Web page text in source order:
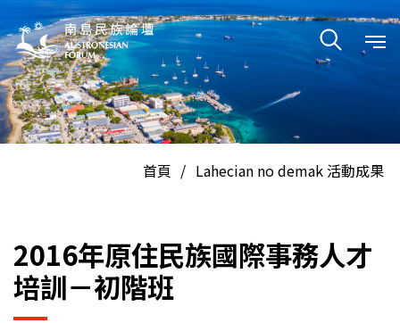
En 中
首頁 / Lahecian no demak 活動成果
2016年原住民族國際事務人才
培訓－初階班